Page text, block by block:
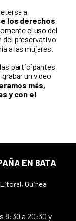
a
los derechos
el uso del
del preservativo
a las mujeres.
participantes
un vídeo
más,
y con el
EN BATA
Guinea
8:30 a 20:30 y